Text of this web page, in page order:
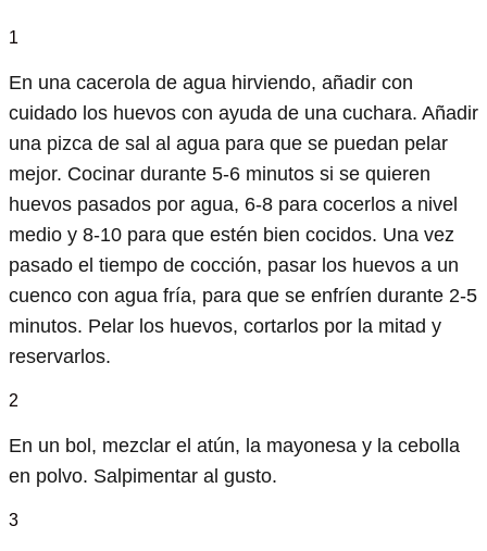
1
En una cacerola de agua hirviendo, añadir con
cuidado los huevos con ayuda de una cuchara. Añadir
una pizca de sal al agua para que se puedan pelar
mejor. Cocinar durante 5-6 minutos si se quieren
huevos pasados por agua, 6-8 para cocerlos a nivel
medio y 8-10 para que estén bien cocidos. Una vez
pasado el tiempo de cocción, pasar los huevos a un
cuenco con agua fría, para que se enfríen durante 2-5
minutos. Pelar los huevos, cortarlos por la mitad y
reservarlos.
2
En un bol, mezclar el atún, la mayonesa y la cebolla
en polvo. Salpimentar al gusto.
3